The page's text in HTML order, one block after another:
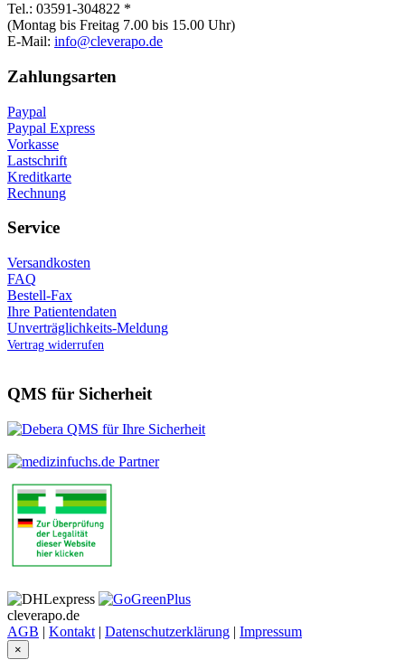
Tel.: 03591-304822 *
(Montag bis Freitag 7.00 bis 15.00 Uhr)
E-Mail: info@cleverapo.de
Zahlungsarten
Paypal
Paypal Express
Vorkasse
Lastschrift
Kreditkarte
Rechnung
Service
Versandkosten
FAQ
Bestell-Fax
Ihre Patientendaten
Unverträglichkeits-Meldung
Vertrag widerrufen
QMS für Sicherheit
cleverapo.de
AGB | Kontakt | Datenschutzerklärung | Impressum
×